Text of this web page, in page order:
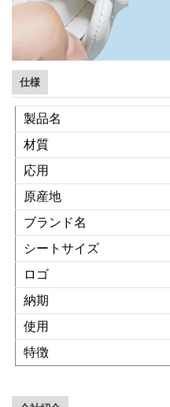
仕様
製品名
材質
応用
原産地
ブランド名
シートサイズ
ロゴ
納期
使用
特徴